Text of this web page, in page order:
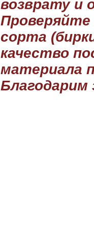
возврату и
Проверяйте
сорта
качество
материала
Благодарим